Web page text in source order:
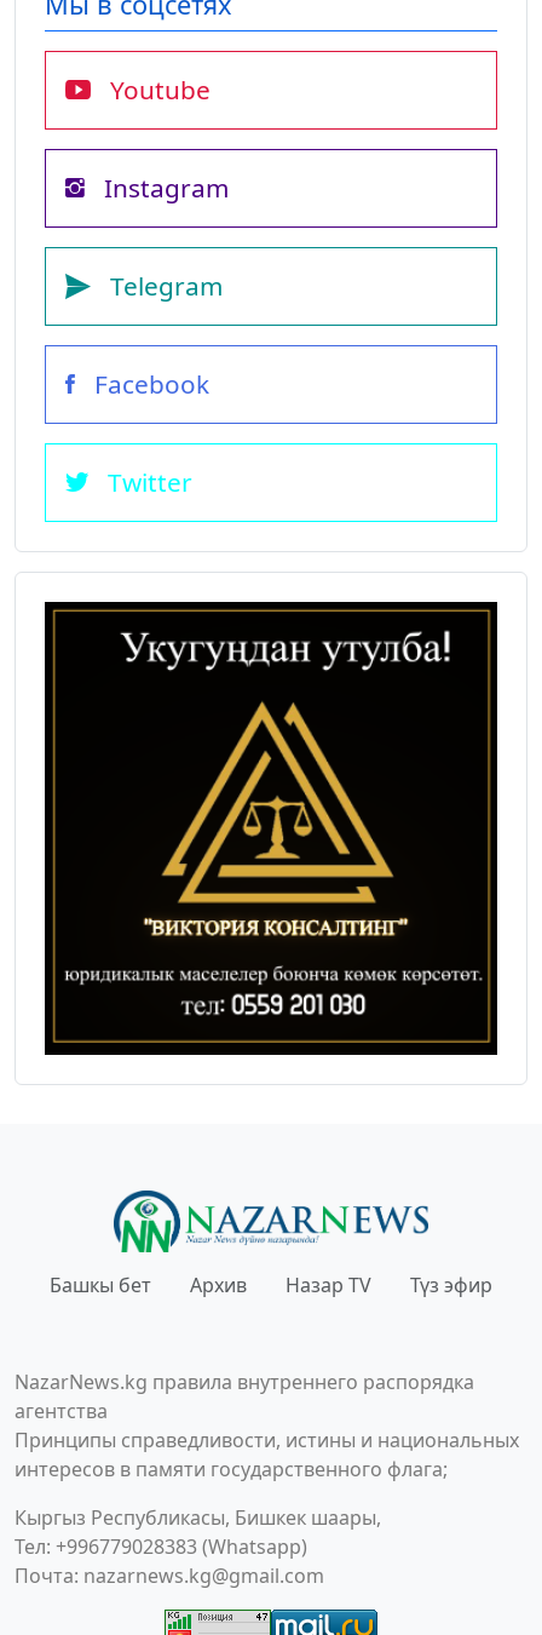
Youtube
Instagram
Telegram
Facebook
Twitter
Башкы бет Архив Назар TV Түз эфир
NazarNews.kg правила внутреннего распорядка
агентства
Принципы справедливости, истины и национальных
интересов в памяти государственного флага;
Кыргыз Республикасы, Бишкек шаары,
Тел: +996779028383 (Whatsapp)
Почта: nazarnews.kg@gmail.com